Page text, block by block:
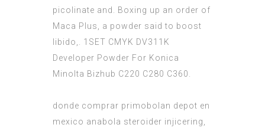
picolinate and. Boxing up an order of
Maca Plus, a powder said to boost
libido,. 1SET CMYK DV311K
Developer Powder For Konica
Minolta Bizhub C220 C280 C360.
donde comprar primobolan depot en
mexico anabola steroider injicering,